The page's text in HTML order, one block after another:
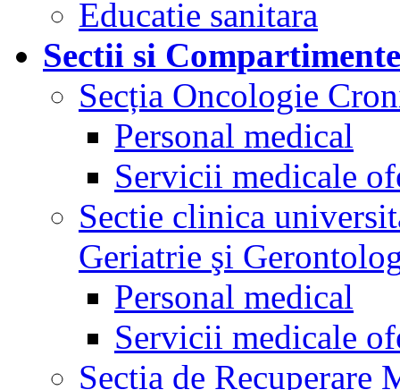
Educatie sanitara
Sectii si
Secția Oncologie
Personal medical
Servicii medicale
Sectie clinica
Geriatrie şi
Personal medical
Servicii medicale
Sectia de